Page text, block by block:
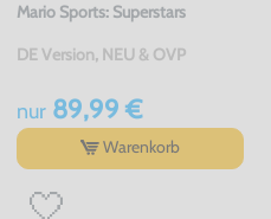
Mario Sports: Superstars
DE Version, NEU & OVP
nur89,99 €
Warenkorb